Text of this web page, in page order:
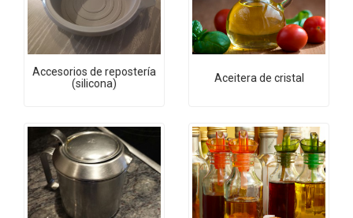
Accesorios de repostería
(silicona)
Aceitera de cristal